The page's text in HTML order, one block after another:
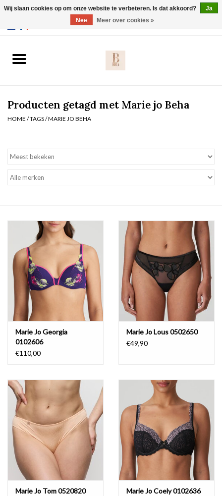
Slip
Nachtmode
Badmode
Lingerie-accessoires
Cadeaubonnen
Producten getagd met Marie jo Beha
HOME /TAGS/MARIE JO BEHA
Marie Jo Georgia
0102606
€110,00
Marie Jo Lous 0502650
€49,90
Marie Jo Tom 0520820
Marie Jo Coely 0102636
Wij slaan cookies op om onze website te verbeteren. Is dat akkoord?
Ja
Nee
Meer over cookies »
Webshop werkt met EU maten. .